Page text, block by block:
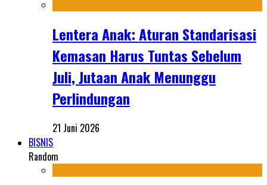
Lentera Anak: Aturan Standarisasi
Kemasan Harus Tuntas Sebelum
Juli, Jutaan Anak Menunggu
Perlindungan
21 Juni 2026
BISNIS
Random